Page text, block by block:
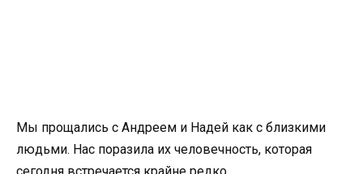
Мы прощались с Андреем и Надей как с близкими
людьми. Нас поразила их человечность, которая
сегодня встречается крайне редко.